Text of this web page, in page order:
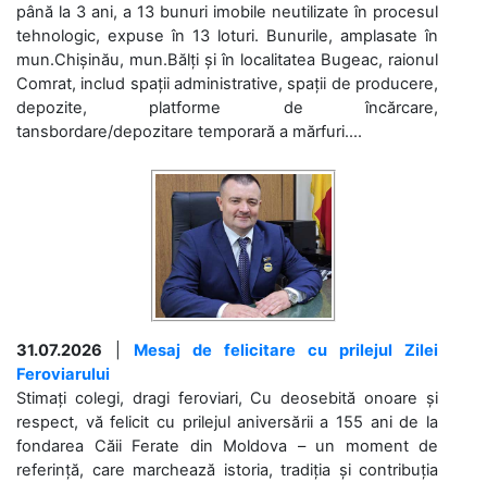
până la 3 ani, a 13 bunuri imobile neutilizate în procesul
tehnologic, expuse în 13 loturi. Bunurile, amplasate în
mun.Chișinău, mun.Bălți și în localitatea Bugeac, raionul
Comrat, includ spații administrative, spații de producere,
depozite, platforme de încărcare,
tansbordare/depozitare temporară a mărfuri....
31.07.2026
Mesaj de felicitare cu prilejul Zilei
Feroviarului
Stimați colegi, dragi feroviari, Cu deosebită onoare și
respect, vă felicit cu prilejul aniversării a 155 ani de la
fondarea Căii Ferate din Moldova – un moment de
referință, care marchează istoria, tradiția și contribuția